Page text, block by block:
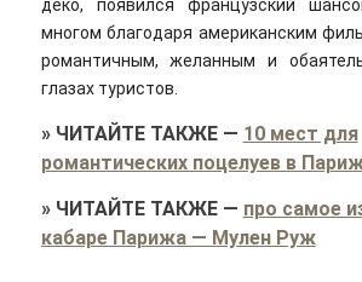
деко, появился французский
многом благодаря американским
романтичным, желанным и
глазах туристов.
» ЧИТАЙТЕ ТАКЖЕ— 10 мест для
романтических поцелуев в
» ЧИТАЙТЕ ТАКЖЕ— про самое
кабаре Парижа — Мулен Руж